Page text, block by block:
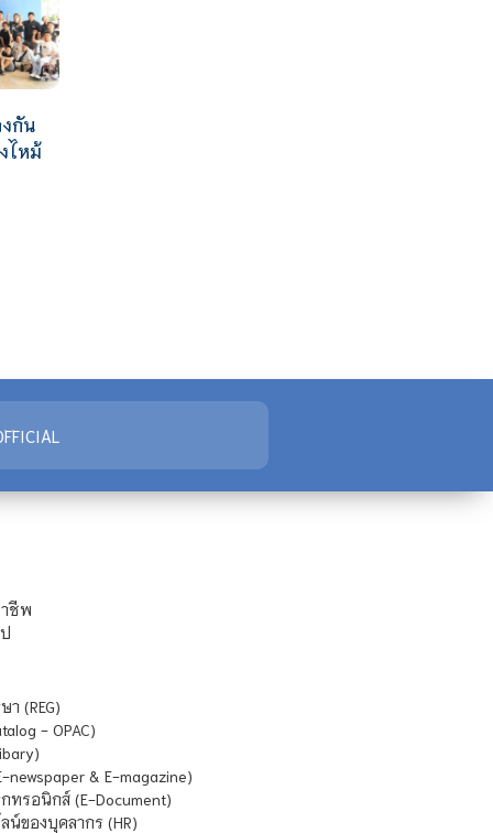
กัน
ไหม้
าชีพ
(REG)
- OPAC)
& E-magazine)
ทรอนิกส์ (E-Document)
ของบุคลากร (HR)